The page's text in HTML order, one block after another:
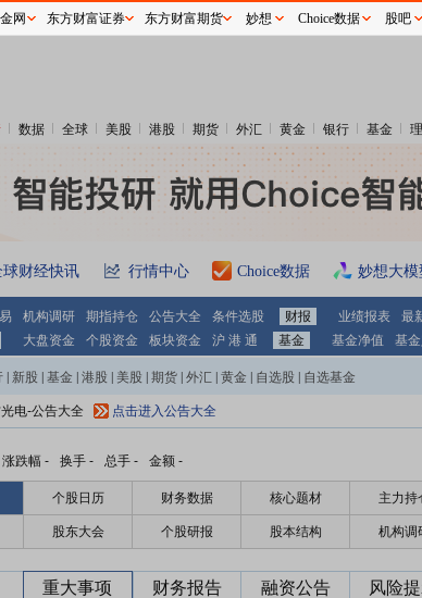
数据 全球 美股 港股 期货 外汇 黄金 银行 基金
球财经快讯 行情中心 Choice数据 妙想大模
机构调研 期指持仓 公告大全 条件选股 财报 业绩报表 最
大盘资金 个股资金 板块资金 沪 港 通 基金 基金净值 基
新股 基金 港股 美股 期货 外汇 黄金 自选股 自选基金
电-公告大全 点击进入公告大全
涨跌幅 - 换手 - 总手 - 金额 -
个股日历 财务数据 核心题材 主力持
股东大会 个股研报 股本结构 机构调
重大事项 财务报告 融资公告 风险
网 东方财富证券 东方财富期货 妙想 Choice数据 股吧